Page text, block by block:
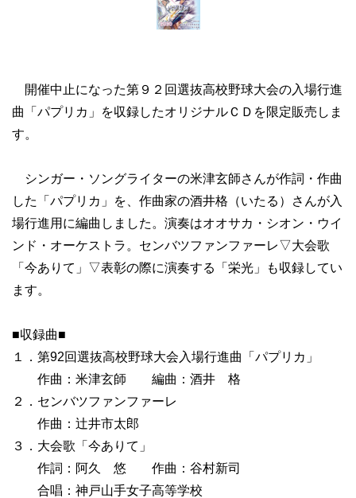
開催中止になった第９２回選抜高校野球大会の入場行進
曲「パプリカ」を収録したオリジナルＣＤを限定販売しま
す。
シンガー・ソングライターの米津玄師さんが作詞・作曲
した「パプリカ」を、作曲家の酒井格（いたる）さんが入
場行進用に編曲しました。演奏はオオサカ・シオン・ウイ
ンド・オーケストラ。センバツファンファーレ▽大会歌
「今ありて」▽表彰の際に演奏する「栄光」も収録してい
ます。
■収録曲■
１．第92回選抜高校野球大会入場行進曲「パプリカ」
作曲：米津玄師 編曲：酒井 格
２．センバツファンファーレ
作曲：辻井市太郎
３．大会歌「今ありて」
作詞：阿久 悠 作曲：谷村新司
合唱：神戸山手女子高等学校